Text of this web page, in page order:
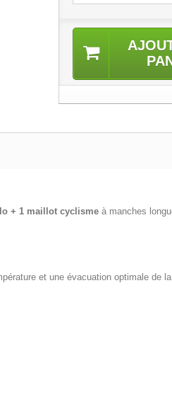
+ 1 maillot cyclisme à manches
et une évacuation optimale de